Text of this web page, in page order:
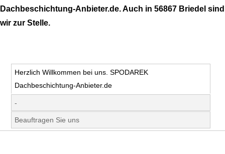
Dachbeschichtung-Anbieter.de. Auch in 56867 Briedel sind
wir zur Stelle.
Herzlich Willkommen bei uns. SPODAREK
Dachbeschichtung-Anbieter.de
-
Beauftragen Sie uns